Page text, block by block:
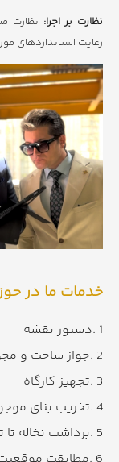
نظارت بر اجرا: نظارت
رعایت استانداردهای
خدمات ما در
1 .دستور نقشه
2 .جواز ساخت و مجوز شروع به کار
3 .تجهیز کارگاه
4 .تخریب بنای موجود
5 .برداشت نخاله تا تراز صفر